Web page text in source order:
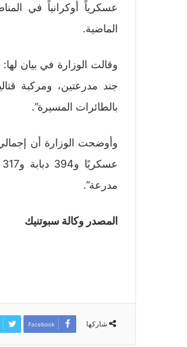
الماضية.
بالطائرات المسيرة”.
مدرعة”.
المصدر وكالة سبوتنيك
شاركها Facebook